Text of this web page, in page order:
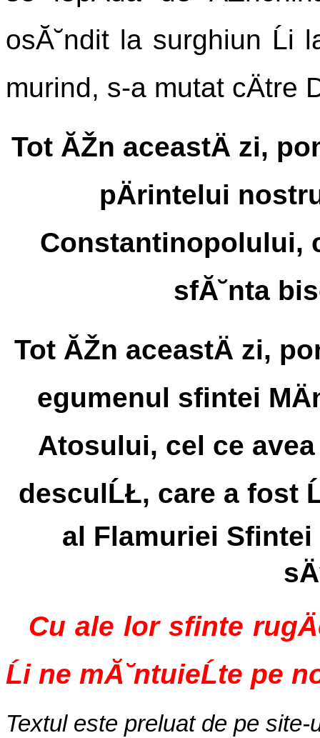
osĂ˘ndit la surghiun Ĺi
murind, s-a mutat cÄtre
Tot ĂŽn aceastÄ zi,
pÄrintelui
Constantinopolului,
sfĂ˘nta
Tot ĂŽn aceastÄ zi,
egumenul sfintei
Atosului, cel ce avea
desculĹŁ, care a fost
al Flamuriei
Cu ale lor sfinte
Ĺi ne mĂ˘ntuieĹte pe
Textul este preluat de pe